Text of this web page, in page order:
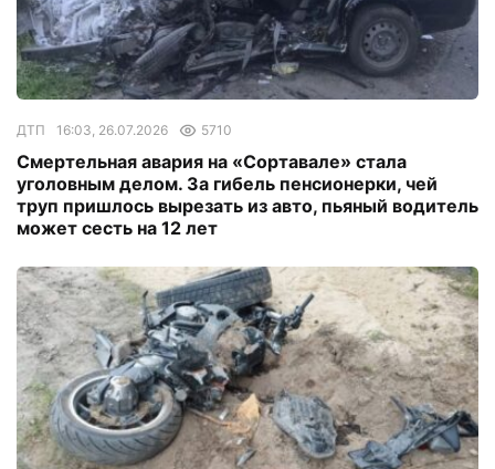
ДТП 16:03, 26.07.2026 5710
Смертельная авария на «Сортавале» стала
уголовным делом. За гибель пенсионерки, чей
труп пришлось вырезать из авто, пьяный водитель
может сесть на 12 лет